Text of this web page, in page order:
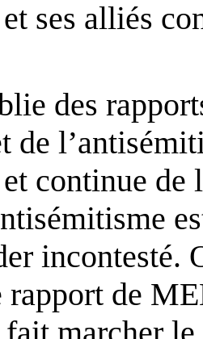
ses alliés
des
de
et continue
incontesté.
rapport de